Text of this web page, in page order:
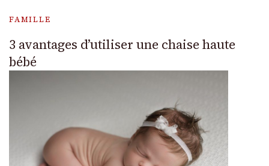
FAMILLE
3 avantages d’utiliser une chaise haute
bébé